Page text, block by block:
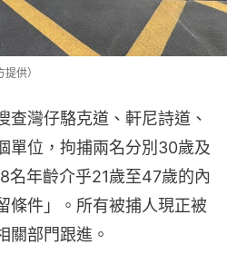
供）
查灣仔駱克道、軒尼詩道、
單位，拘捕兩名分別30歲及
名年齡介乎21歲至47歲的內
條件」。所有被捕人現正被
關部門跟進。